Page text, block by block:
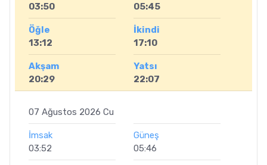
03:50
05:45
Öğle
13:12
İkindi
17:10
Akşam
20:29
Yatsı
22:07
07 Ağustos 2026 Cu
İmsak
03:52
Güneş
05:46